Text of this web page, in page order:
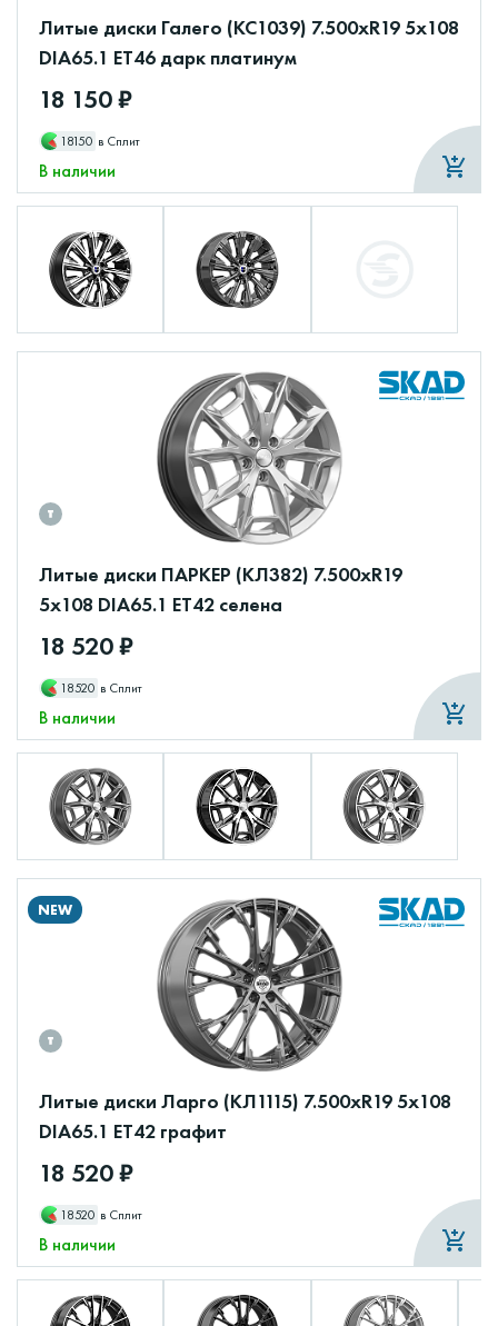
Литые диски Галего (КС1039) 7.500xR19 5x108
DIA65.1 ET46 дарк платинум
18 150 ₽
18150 в Сплит
В наличии
Литые диски ПАРКЕР (КЛ382) 7.500xR19
5x108 DIA65.1 ET42 селена
18 520 ₽
18520 в Сплит
В наличии
NEW
Литые диски Ларго (КЛ1115) 7.500xR19 5x108
DIA65.1 ET42 графит
18 520 ₽
18520 в Сплит
В наличии